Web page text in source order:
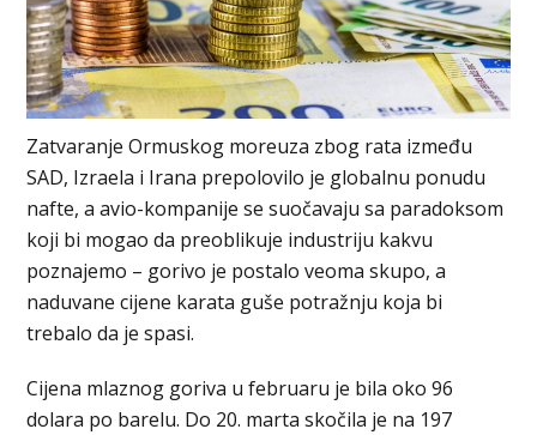
Zatvaranje Ormuskog moreuza zbog rata između
SAD, Izraela i Irana prepolovilo je globalnu ponudu
nafte, a avio-kompanije se suočavaju sa paradoksom
koji bi mogao da preoblikuje industriju kakvu
poznajemo – gorivo je postalo veoma skupo, a
naduvane cijene karata guše potražnju koja bi
trebalo da je spasi.
Cijena mlaznog goriva u februaru je bila oko 96
dolara po barelu. Do 20. marta skočila je na 197